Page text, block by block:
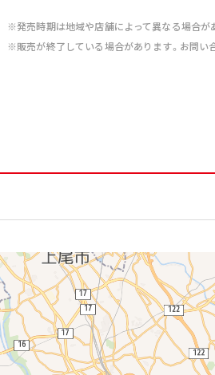
※発売時期は地域や店舗によって異なる場合が
※販売が終了している場合があります。お問い